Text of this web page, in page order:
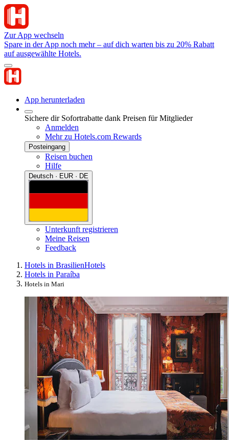
Zur App wechseln
Spare in der App noch mehr – auf dich warten bis zu 20% Rabatt
auf ausgewählte Hotels.
App herunterladen
Sichere dir Sofortrabatte dank Preisen für Mitglieder
Anmelden
Mehr zu Hotels.com Rewards
Posteingang
Reisen buchen
Hilfe
Deutsch · EUR · DE
Unterkunft registrieren
Meine Reisen
Feedback
Hotels in BrasilienHotels
Hotels in Paraíba
Hotels in Mari